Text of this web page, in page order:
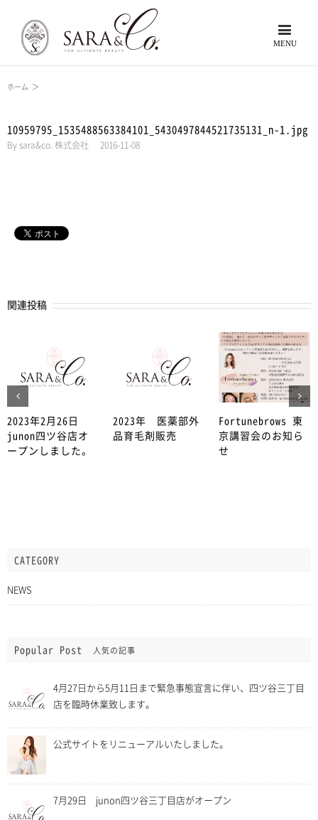
ホーム ＞
10959795_1535488563384101_5430497844521735131_n-1.jpg
Bysara&co. 株式会社 2016-11-08
関連投稿
2023年2月26日
junon四ツ谷店オ
ープンしました。
2023年 医薬部外
品育毛剤販売
Fortunebrows 東
京講習会のお知ら
せ
CATEGORY
NEWS
Popular Post 人気の記事
4月27日から5月11日まで緊急事態宣言に伴い、四ツ谷三丁目
店を臨時休業致します。
公式サイトをリニューアルいたしました。
7月29日 junon四ツ谷三丁目店がオープン